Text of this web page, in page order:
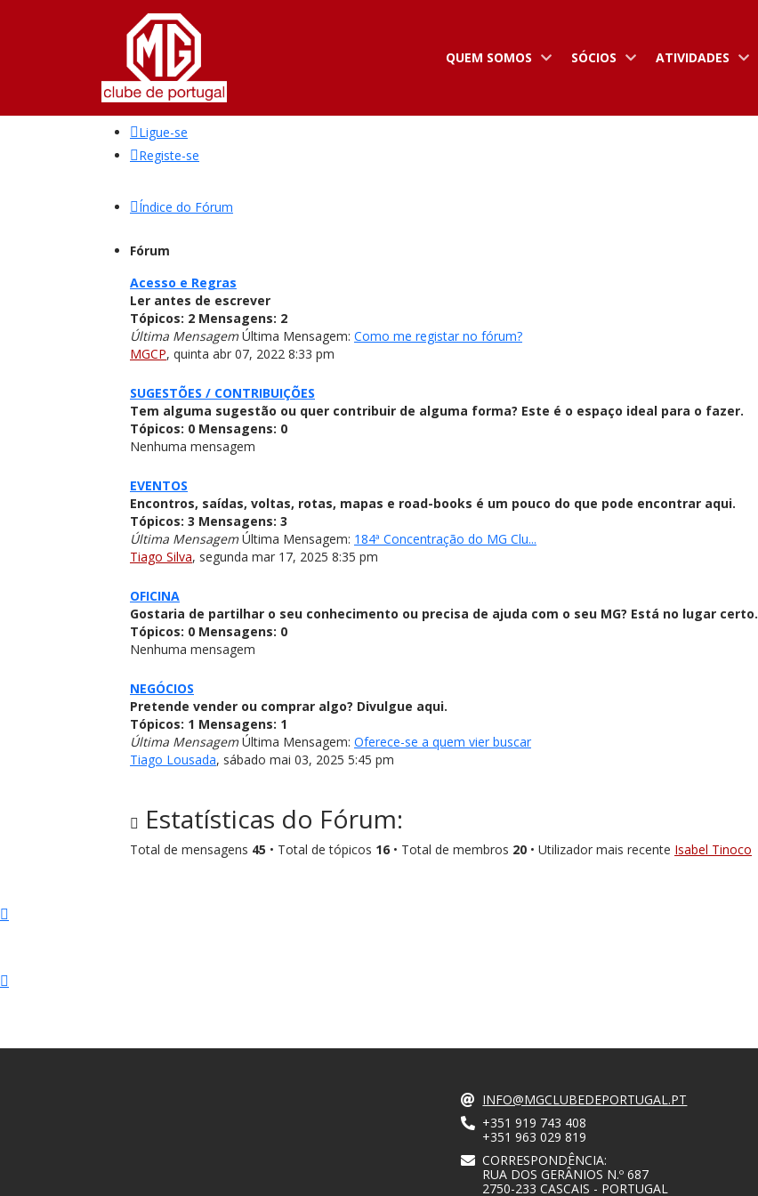
QUEM SOMOS SÓCIOS ATIVIDADES
Ligue-se
Registe-se
Índice do Fórum
Fórum
Acesso e Regras
Ler antes de escrever
Tópicos: 2 Mensagens: 2
Última MensagemÚltima Mensagem: Como me registar no fórum?
MGCP, quinta abr 07, 2022 8:33 pm
SUGESTÕES / CONTRIBUIÇÕES
Tem alguma sugestão ou quer contribuir de alguma forma? Este é o espaço ideal para o fazer.
Tópicos: 0 Mensagens: 0
Nenhuma mensagem
EVENTOS
Encontros, saídas, voltas, rotas, mapas e road-books é um pouco do que pode encontrar aqui.
Tópicos: 3 Mensagens: 3
Última MensagemÚltima Mensagem: 184ª Concentração do MG Clu...
Tiago Silva, segunda mar 17, 2025 8:35 pm
OFICINA
Gostaria de partilhar o seu conhecimento ou precisa de ajuda com o seu MG? Está no lugar certo.
Tópicos: 0 Mensagens: 0
Nenhuma mensagem
NEGÓCIOS
Pretende vender ou comprar algo? Divulgue aqui.
Tópicos: 1 Mensagens: 1
Última MensagemÚltima Mensagem: Oferece-se a quem vier buscar
Tiago Lousada, sábado mai 03, 2025 5:45 pm
Estatísticas do Fórum:
Total de mensagens 45 • Total de tópicos 16 • Total de membros 20 • Utilizador mais recente Isabel Tinoco
INFO@MGCLUBEDEPORTUGAL.PT
+351 919 743 408
+351 963 029 819
CORRESPONDÊNCIA:
RUA DOS GERÂNIOS N.º 687
2750-233 CASCAIS - PORTUGAL